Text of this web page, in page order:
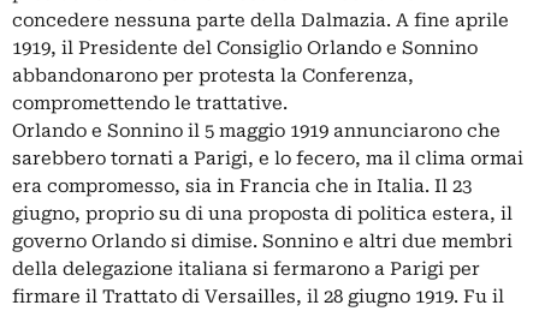
concedere nessuna parte della Dalmazia. A fine aprile
1919, il Presidente del Consiglio Orlando e Sonnino
abbandonarono per protesta la Conferenza,
compromettendo le trattative.
Orlando e Sonnino il 5 maggio 1919 annunciarono che
sarebbero tornati a Parigi, e lo fecero, ma il clima ormai
era compromesso, sia in Francia che in Italia. Il 23
giugno, proprio su di una proposta di politica estera, il
governo Orlando si dimise. Sonnino e altri due membri
della delegazione italiana si fermarono a Parigi per
firmare il Trattato di Versailles, il 28 giugno 1919. Fu il